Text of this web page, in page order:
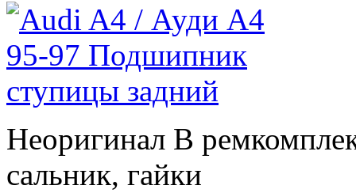
Неоригинал В
сальник, гайки